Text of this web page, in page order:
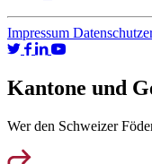
Impressum
Kantone und
Wer den Schweizer